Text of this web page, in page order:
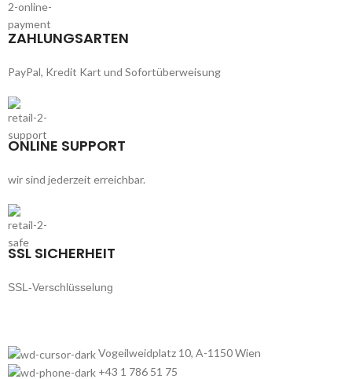
ZAHLUNGSARTEN
PayPal, Kredit Kart und Sofortüberweisung
ONLINE SUPPORT
wir sind jederzeit erreichbar.
SSL SICHERHEIT
SSL-Verschlüsselung
Vogeilweidplatz 10, A-1150 Wien
+43 1 786 51 75